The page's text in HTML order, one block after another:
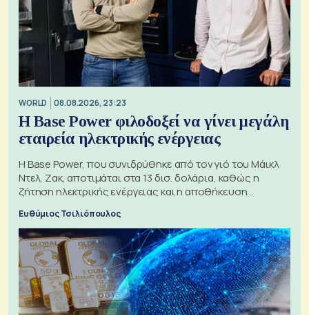
WORLD 08.08.2026, 23:23
Η Base Power φιλοδοξεί να γίνει μεγάλη
εταιρεία ηλεκτρικής ενέργειας
Η Base Power, που συνιδρύθηκε από τον γιό του Μάικλ
Ντελ, Ζακ, αποτιμάται στα 13 δισ. δολάρια, καθώς η
ζήτηση ηλεκτρικής ενέργειας και η αποθήκευση
Ευθύμιος Τσιλιόπουλος